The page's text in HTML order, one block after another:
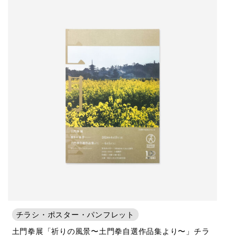
チラシ・ポスター・パンフレット
土門拳展「祈りの風景〜土門拳自選作品集より〜」チラ